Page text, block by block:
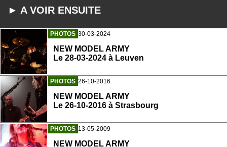
► A VOIR ENSUITE
PHOTOS 30-03-2024
NEW MODEL ARMY
Le 28-03-2024 à Leuven
PHOTOS 26-10-2016
NEW MODEL ARMY
Le 26-10-2016 à Strasbourg
PHOTOS 13-05-2009
NEW MODEL ARMY